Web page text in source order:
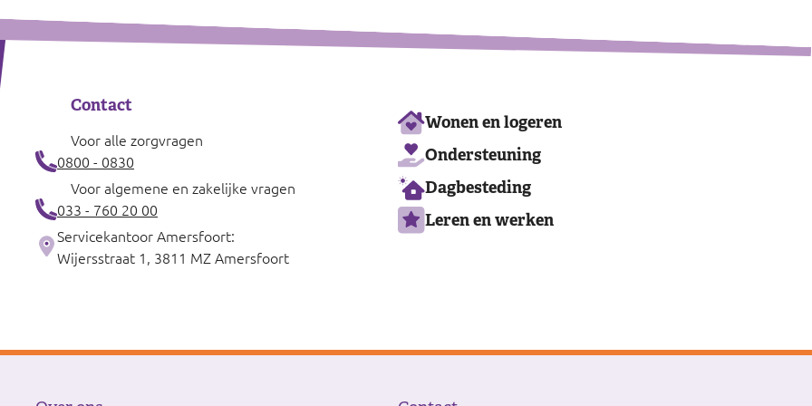
Contact
Voor alle zorgvragen
0800 - 0830
Voor algemene en zakelijke vragen
033 - 760 20 00
Servicekantoor Amersfoort:
Wijersstraat 1, 3811 MZ Amersfoort
Ons
aanbod
Wonen en logeren
Ondersteuning
Dagbesteding
Leren en werken